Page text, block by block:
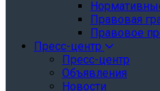
Правовая
Правовое
Пресс-центр
Пресс-центр
Объявления
Новости